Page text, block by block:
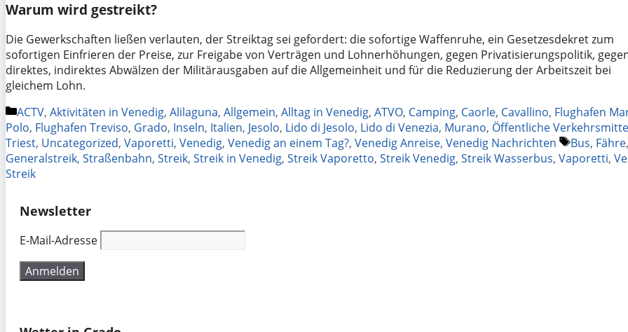
Warum wird gestreikt?
Die Gewerkschaften ließen verlauten, der Streiktag sei gefordert: die sofortige Waffenruhe, ein Gesetzesdekret zum
sofortigen Einfrieren der Preise, zur Freigabe von Verträgen und Lohnerhöhungen, gegen Privatisierungspolitik,
direktes, indirektes Abwälzen der Militärausgaben auf die Allgemeinheit und für die Reduzierung der Arbeitszeit bei
gleichem Lohn.
Kategorien
ACTV, Aktivitäten in Venedig, Alilaguna, Allgemein, Alltag in Venedig, ATVO, Camping, Caorle, Cavallino, Flughafen
Polo, Flughafen Treviso, Grado, Inseln, Italien, Jesolo, Lido di Jesolo, Lido di Venezia, Murano, Öffentliche
Triest, Uncategorized, Vaporetti, Venedig, Venedig an einem Tag?, Venedig Anreise, Venedig Nachrichten Bus, Fähre,
Generalstreik, Straßenbahn, Streik, Streik in Venedig, Streik Vaporetto, Streik Venedig, Streik Wasserbus, Vaporetti,
Streik
Newsletter
E-Mail-Adresse